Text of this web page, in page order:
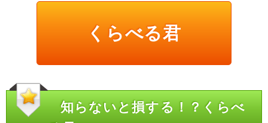
くらべる君
知らないと損する！？くらべ